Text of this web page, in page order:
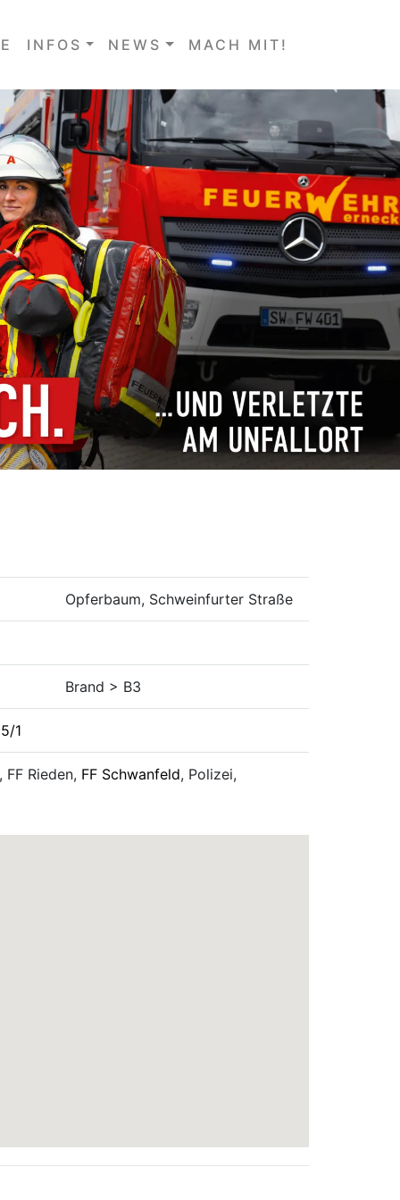
INFOS NEWS MACH MIT!
Opferbaum, Schweinfurter Straße
Brand > B3
1
FF Rieden, FF Schwanfeld, Polizei,